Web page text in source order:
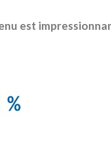
est